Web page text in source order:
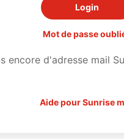
Mot de passe
encore d'adresse mail
Aide pour Sunrise